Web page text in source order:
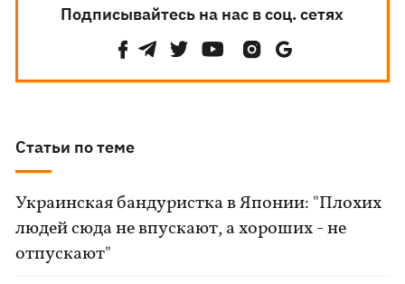
Подписывайтесь на нас в соц. сетях
Статьи по теме
Украинская бандуристка в Японии: "Плохих
людей сюда не впускают, а хороших - не
отпускают"